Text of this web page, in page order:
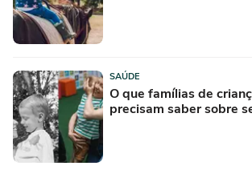
SAÚDE
O que famílias de
precisam saber sobre